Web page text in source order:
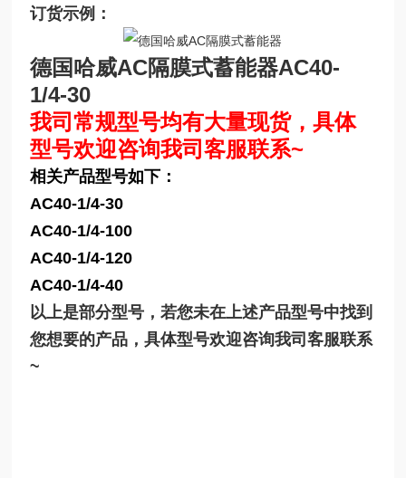
订货示例：
德国哈威AC隔膜式蓄能器AC40-
1/4-30
我司常规型号均有大量现货，具体
型号欢迎咨询我司客服联系~
相关产品型号如下：
AC40-1/4-30
AC40-1/4-100
AC40-1/4-120
AC40-1/4-40
以上是部分型号，若您未在上述产品型号中找到
您想要的产品，具体型号欢迎咨询我司客服联系
~